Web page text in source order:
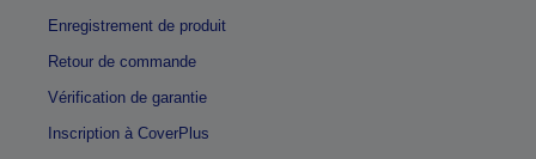
Enregistrement de produit
Retour de commande
Vérification de garantie
Inscription à CoverPlus